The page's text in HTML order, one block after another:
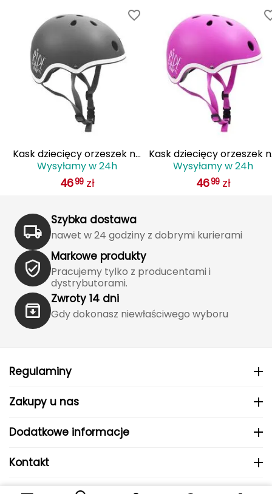
Hydrapak
Hydro Flask
Icebreaker
JOMA
Jetboil
Julbo
Karpos
Kask dziecięcy orzeszek na
rolki i hulajnogę SMJ SPORT
czarny
Wysyłamy w 24h
4699 zł
Kask dziecięcy orzeszek
rolki i hulajnogę SMJ
Wysyłamy w 24h
4699 zł
Szybka dostawa
nawet w 24 godziny z dobrymi kurierami
Markowe produkty
Pracujemy tylko z producentami i
dystrybutorami.
Zwroty 14 dni
Gdy dokonasz niewłaściwego wyboru
Regulaminy
Zakupy u nas
Dodatkowe informacje
Kontakt